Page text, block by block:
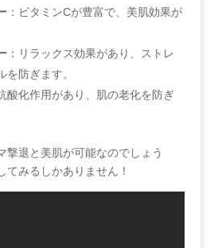
：ビタミンCが豊富で、美肌効果が
：リラックス効果があり、ストレ
を防ぎます。
酸化作用があり、肌の老化を防ぎ
撃退と美肌が可能なのでしょう
てみるしかありません！